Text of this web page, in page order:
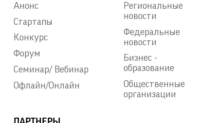
Анонс
Стартапы
Конкурс
Форум
Семинар/ Вебинар
Офлайн/Онлайн
Региональные
новости
Федеральные
новости
Бизнес -
образование
Общественные
организации